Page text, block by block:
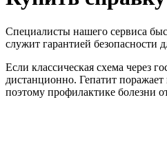
Специалисты нашего сервиса
служит гарантией безопасности
Если классическая схема через
дистанционно. Гепатит
поэтому профилактике болезни